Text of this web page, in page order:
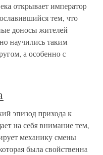
открывает император
тем, что
доносы жителей
научились таким
а особенно с
эпизод прихода к
на себя внимание тем,
механику смены
была свойственна